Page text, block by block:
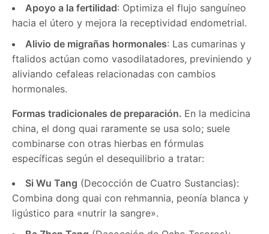
Apoyo a la fertilidad: Optimiza el flujo sanguíneo
hacia el útero y mejora la receptividad endometrial.
Alivio de migrañas hormonales: Las cumarinas y
ftalidos actúan como vasodilatadores, previniendo y
aliviando cefaleas relacionadas con cambios
hormonales.
Formas tradicionales de preparación. En la medicina
china, el dong quai raramente se usa solo; suele
combinarse con otras hierbas en fórmulas
específicas según el desequilibrio a tratar:
Si Wu Tang (Decocción de Cuatro Sustancias):
Combina dong quai con rehmannia, peonía blanca y
ligústico para «nutrir la sangre».